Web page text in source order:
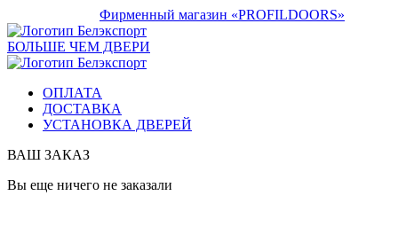
Фирменный магазин «PROFILDOORS»
БОЛЬШЕ ЧЕМ ДВЕРИ
ОПЛАТА
ДОСТАВКА
УСТАНОВКА ДВЕРЕЙ
ВАШ ЗАКАЗ
Вы еще ничего не заказали